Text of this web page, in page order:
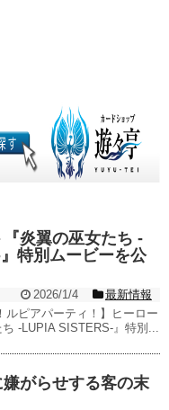
炎翼の巫女たち -
特別ムービーを公
2026/1/4
最新情報
ルピアパーティ！】ヒーロー
-LUPIA SISTERS-』特別...
がらせする客の末